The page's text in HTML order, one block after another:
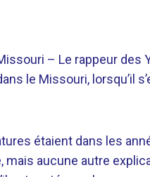
– Le rappeur des
le Missouri, lorsqu’il
étaient dans les
mais aucune autre